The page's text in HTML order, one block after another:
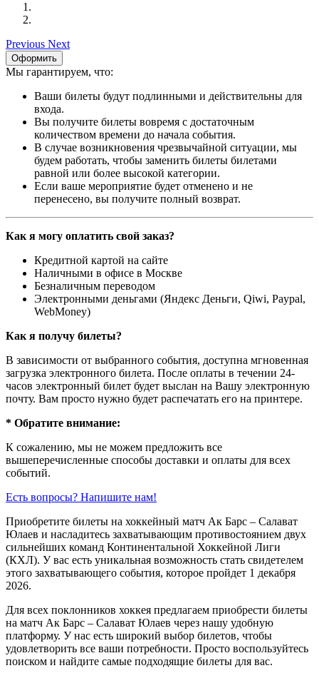
Previous Next
Оформить
Мы гарантируем, что:
Ваши билеты будут подлинными и действительны для
входа.
Вы получите билеты вовремя с достаточным
количеством времени до начала события.
В случае возникновения чрезвычайной ситуации, мы
будем работать, чтобы заменить билеты билетами
равной или более высокой категории.
Если ваше мероприятие будет отменено и не
перенесено, вы получите полный возврат.
Как я могу оплатить свой заказ?
Кредитной картой на сайте
Наличными в офисе в Москве
Безналичным переводом
Электронными деньгами (Яндекс Деньги, Qiwi, Paypal,
WebMoney)
Как я получу билеты?
В зависимости от выбранного события, доступна мгновенная
загрузка электронного билета. После оплаты в течении 24-
часов электронный билет будет выслан на Вашу электронную
почту. Вам просто нужно будет распечатать его на принтере.
* Обратите внимание:
К сожалению, мы не можем предложить все
вышеперечисленные способы доставки и оплаты для всех
событий.
Есть вопросы? Напишите нам!
Приобретите билеты на хоккейный матч Ак Барс – Салават
Юлаев и насладитесь захватывающим противостоянием двух
сильнейших команд Континентальной Хоккейной Лиги
(КХЛ). У вас есть уникальная возможность стать свидетелем
этого захватывающего события, которое пройдет 1 декабря
2026.
Для всех поклонников хоккея предлагаем приобрести билеты
на матч Ак Барс – Салават Юлаев через нашу удобную
платформу. У нас есть широкий выбор билетов, чтобы
удовлетворить все ваши потребности. Просто воспользуйтесь
поиском и найдите самые подходящие билеты для вас.